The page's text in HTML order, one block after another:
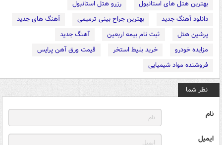
بهترین هتل های استانبول
رزرو هتل استانبول
دانلود آهنگ جدید
بهترین جراح بینی ترمیمی
آهنگ های جدید
پرشین هتل
ثبت نام بیمه اربعین
آهنگ جدید
مزایده خودرو
خرید بلیط استخر
قیمت ورق آهن پرایس
فروشنده مواد شیمیایی
نظر شما
نام
ایمیل